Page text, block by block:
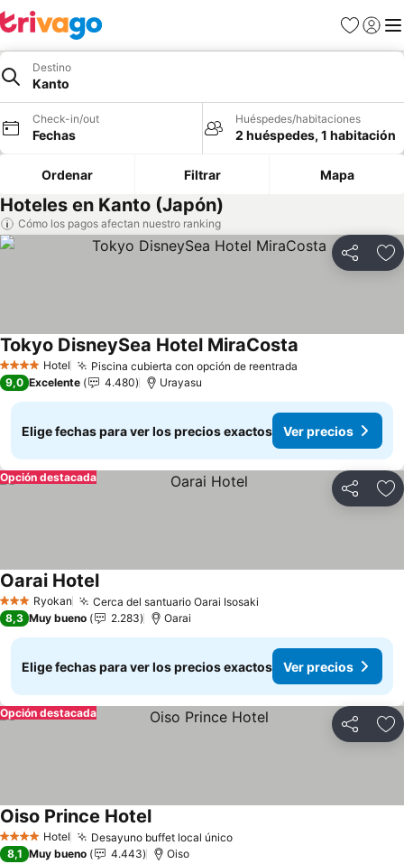
Favoritos
Iniciar
Destino
Kanto
Check-in/out
Fechas
Huéspedes/habitaciones
2 huéspedes, 1 habitación
Ordenar Filtrar Mapa
Hoteles en Kanto (Japón)
Cómo los pagos afectan nuestro ranking
Compartir
4 EstrellasHotel Piscina cubierta con opción de reentrada
Tokyo DisneySea Hotel MiraCosta
9,0 Excelente 4.480 Urayasu
Elige fechas para ver los precios exactos Ver precios
Compartir
Opción destacada
3 EstrellasRyokan Cerca del santuario Oarai Isosaki
Oarai HotelVer precios
8,3 Muy bueno 2.283 Oarai
Elige fechas para ver los precios exactos Ver precios
Compartir
Opción destacada
4 EstrellasHotel Desayuno buffet local únicoVer precios
Oiso Prince HotelVer precios
8,1 Muy bueno 4.443 Oiso